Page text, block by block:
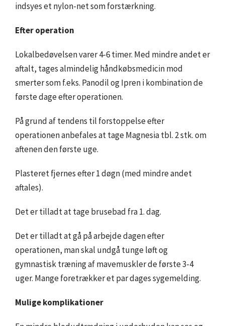
indsyes et nylon-net som forstærkning.
Efter operation
Lokalbedøvelsen varer 4-6 timer. Med mindre andet er
aftalt, tages almindelig håndkøbsmedicin mod
smerter som f.eks. Panodil og Ipren i kombination de
første dage efter operationen.
På grund af tendens til forstoppelse efter
operationen anbefales at tage Magnesia tbl. 2 stk. om
aftenen den første uge.
Plasteret fjernes efter 1 døgn (med mindre andet
aftales).
Det er tilladt at tage brusebad fra 1. dag.
Det er tilladt at gå på arbejde dagen efter
operationen, man skal undgå tunge løft og
gymnastisk træning af mavemuskler de første 3-4
uger. Mange foretrækker et par dages sygemelding.
Mulige komplikationer